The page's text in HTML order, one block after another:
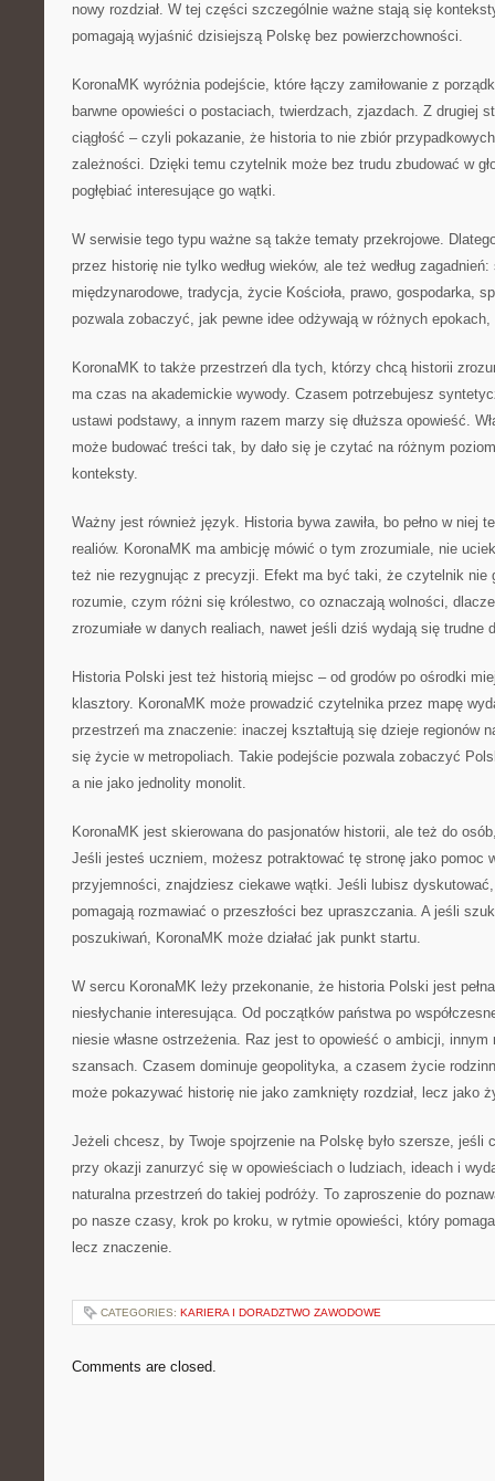
nowy rozdział. W tej części szczególnie ważne stają się
pomagają wyjaśnić dzisiejszą Polskę bez powierzchowności.
KoronaMK wyróżnia podejście, które łączy zamiłowanie z
barwne opowieści o postaciach, twierdzach, zjazdach. Z drugiej
ciągłość – czyli pokazanie, że historia to nie zbiór
zależności. Dzięki temu czytelnik może bez trudu zbudować w
pogłębiać interesujące go wątki.
W serwisie tego typu ważne są także tematy przekrojowe.
przez historię nie tylko według wieków, ale też według
międzynarodowe, tradycja, życie Kościoła, prawo, gospodarka,
pozwala zobaczyć, jak pewne idee odżywają w różnych
KoronaMK to także przestrzeń dla tych, którzy chcą historii
ma czas na akademickie wywody. Czasem potrzebujesz
ustawi podstawy, a innym razem marzy się dłuższa opowieść.
może budować treści tak, by dało się je czytać na różnym
konteksty.
Ważny jest również język. Historia bywa zawiła, bo pełno w niej
realiów. KoronaMK ma ambicję mówić o tym zrozumiale, nie
też nie rezygnując z precyzji. Efekt ma być taki, że czytelnik nie
rozumie, czym różni się królestwo, co oznaczają wolności,
zrozumiałe w danych realiach, nawet jeśli dziś wydają się trudne
Historia Polski jest też historią miejsc – od grodów po ośrodki
klasztory. KoronaMK może prowadzić czytelnika przez mapę
przestrzeń ma znaczenie: inaczej kształtują się dzieje regionów
się życie w metropoliach. Takie podejście pozwala zobaczyć
a nie jako jednolity monolit.
KoronaMK jest skierowana do pasjonatów historii, ale też do
Jeśli jesteś uczniem, możesz potraktować tę stronę jako pomoc
przyjemności, znajdziesz ciekawe wątki. Jeśli lubisz
pomagają rozmawiać o przeszłości bez upraszczania. A jeśli
poszukiwań, KoronaMK może działać jak punkt startu.
W sercu KoronaMK leży przekonanie, że historia Polski jest
niesłychanie interesująca. Od początków państwa po
niesie własne ostrzeżenia. Raz jest to opowieść o ambicji,
szansach. Czasem dominuje geopolityka, a czasem życie
może pokazywać historię nie jako zamknięty rozdział, lecz jako
Jeżeli chcesz, by Twoje spojrzenie na Polskę było szersze, jeśli
przy okazji zanurzyć się w opowieściach o ludziach, ideach i
naturalna przestrzeń do takiej podróży. To zaproszenie do
po nasze czasy, krok po kroku, w rytmie opowieści, który
lecz znaczenie.
CATEGORIES: KARIERA I DORADZTWO ZAWODOWE
Comments are closed.